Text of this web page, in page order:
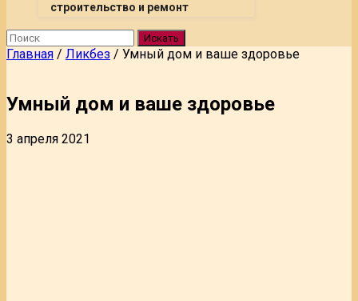
строительство и ремонт
Искать
Главная / Ликбез / Умный дом и ваше здоровье
Умный дом и ваше здоровье
3 апреля 2021